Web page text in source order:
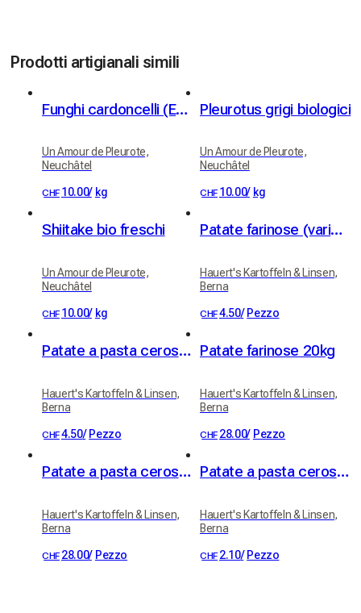
Prodotti artigianali simili
Funghi cardoncelli (Eryngii)
Un Amour de Pleurote,
Neuchâtel
CHF 10.00/ kg
Pleurotus grigi biologici
Un Amour de Pleurote,
Neuchâtel
CHF 10.00/ kg
Shiitake bio freschi
Un Amour de Pleurote,
Neuchâtel
CHF 10.00/ kg
Patate farinose (varietà Victoria)
Hauert's Kartoffeln & Linsen,
Berna
CHF4.50/ Pezzo
Patate a pasta cerosa (varietà Erika)
Hauert's Kartoffeln & Linsen,
Berna
CHF4.50/ Pezzo
Patate farinose 20kg
Hauert's Kartoffeln & Linsen,
Berna
CHF 28.00/ Pezzo
Patate a pasta cerosa 20kg
Hauert's Kartoffeln & Linsen,
Berna
CHF 28.00/ Pezzo
Patate a pasta cerosa, patate da raclette 1kg
Hauert's Kartoffeln & Linsen,
Berna
CHF 2.10/ Pezzo